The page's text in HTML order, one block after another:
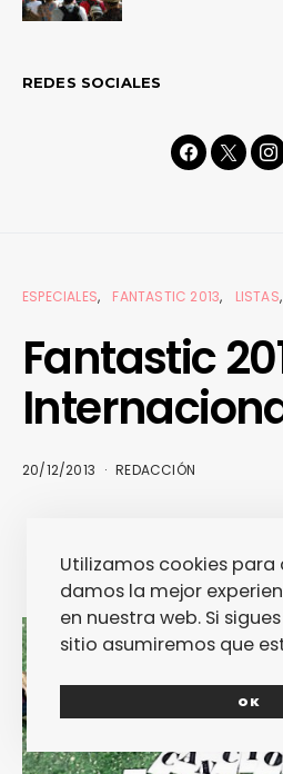
REDES SOCIALES
ESPECIALES FANTASTIC 2013 LISTAS
Fantastic
20/12/2013 REDACCIÓN
Utilizamos cookies para
damos la mejor
en nuestra web. Si
sitio asumiremos que
OK